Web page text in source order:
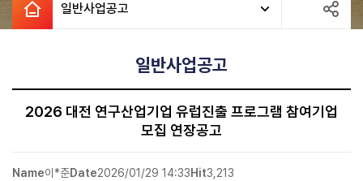
일반사업공고
일반사업공고
2026 대전 연구산업기업 유럽진출 프로그램 참여기업
모집 연장공고
Name이*준Date2026/01/29 14:33Hit3,213